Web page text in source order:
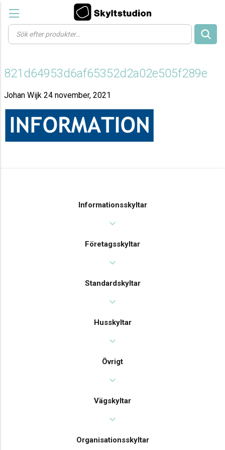
Products
search
821d64953d6af65352d2a02e505f289e
Johan Wijk 24 november, 2021
Informationsskyltar
expand_more
Företagsskyltar
expand_more
Standardskyltar
expand_more
Husskyltar
expand_more
Övrigt
expand_more
Vägskyltar
expand_more
Organisationsskyltar